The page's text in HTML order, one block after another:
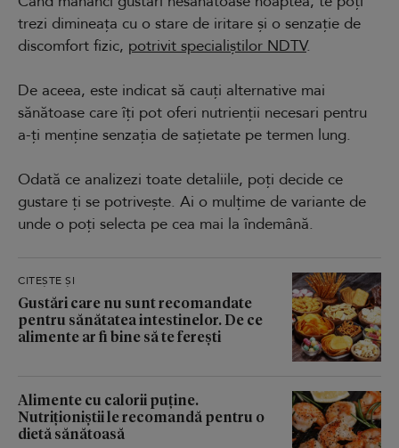
trezi dimineața cu o stare de iritare și o senzație de
discomfort fizic, potrivit specialiștilor NDTV.
De aceea, este indicat să cauți alternative mai
sănătoase care îți pot oferi nutrienții necesari pentru
a-ți menține senzația de sațietate pe termen lung.
Odată ce analizezi toate detaliile, poți decide ce
gustare ți se potrivește. Ai o mulțime de variante de
unde o poți selecta pe cea mai la îndemână.
CITEȘTE ȘI
Gustări care nu sunt recomandate
pentru sănătatea intestinelor. De ce
alimente ar fi bine să te ferești
Alimente cu calorii puține.
Nutriționiștii le recomandă pentru o
dietă sănătoasă